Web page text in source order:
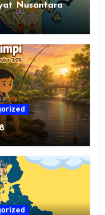
Nusantara